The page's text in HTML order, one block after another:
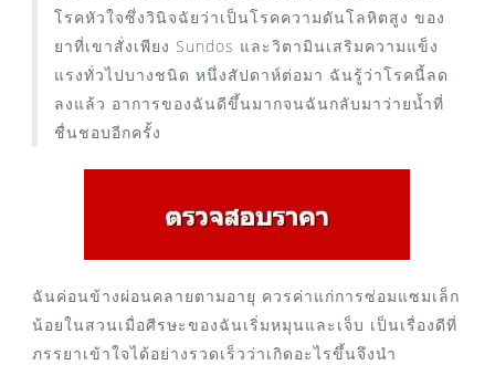
โรคหัวใจซึ่งวินิจฉัยว่าเป็นโรคความดันโลหิตสูง ของ
ยาที่เขาสั่งเพียง Sundos และวิตามินเสริมความแข็ง
แรงทั่วไปบางชนิด หนึ่งสัปดาห์ต่อมา ฉันรู้ว่าโรคนี้ลด
ลงแล้ว อาการของฉันดีขึ้นมากจนฉันกลับมาว่ายน้ำที่
ชื่นชอบอีกครั้ง
ฉันค่อนข้างผ่อนคลายตามอายุ ควรค่าแก่การซ่อมแซมเล็ก
น้อยในสวนเมื่อศีรษะของฉันเริ่มหมุนและเจ็บ เป็นเรื่องดีที่
ภรรยาเข้าใจได้อย่างรวดเร็วว่าเกิดอะไรขึ้นจึงนำ